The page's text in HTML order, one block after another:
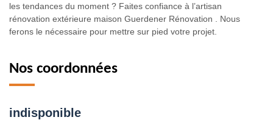
les tendances du moment ? Faites confiance à l’artisan
rénovation extérieure maison Guerdener Rénovation . Nous
ferons le nécessaire pour mettre sur pied votre projet.
Nos coordonnées
indisponible